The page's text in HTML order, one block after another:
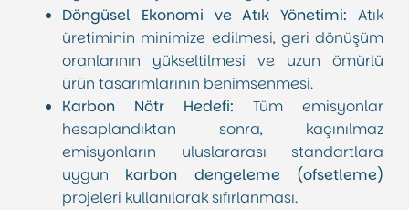
Döngüsel Ekonomi ve Atık Yönetimi: Atık
üretiminin minimize edilmesi, geri dönüşüm
oranlarının yükseltilmesi ve uzun ömürlü
ürün tasarımlarının benimsenmesi.
Karbon Nötr Hedefi: Tüm emisyonlar
hesaplandıktan sonra, kaçınılmaz
emisyonların uluslararası standartlara
uygun karbon dengeleme (ofsetleme)
projeleri kullanılarak sıfırlanması.